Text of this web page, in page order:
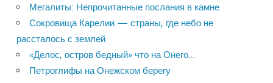
Мегалиты: Непрочитанные послания в камне
Сокровища Карелии — страны, где небо не
рассталось с землей
«Делос, остров бедный» что на Онего…
Петроглифы на Онежском берегу